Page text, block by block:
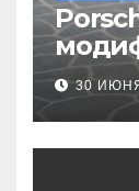
30